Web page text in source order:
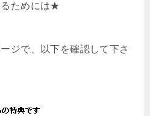
ためには★
ジで、以下を確認して下さ